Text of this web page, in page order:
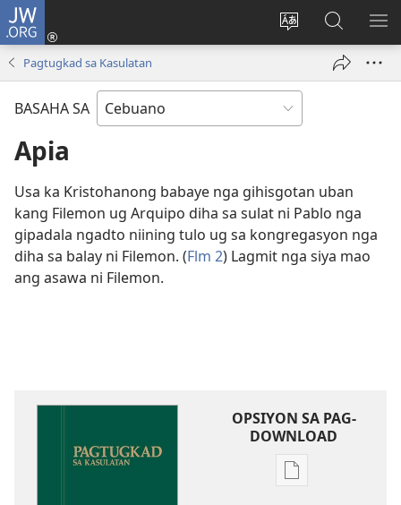
JW.ORG
Ilisi
pinulongan
sa
site
Log
ug
Pangitaa
sa
JW.ORG
Pagtugkad sa Kasulatan
BASAHA SA
Apia
Usa ka Kristohanong babaye nga gihisgotan uban
kang Filemon ug Arquipo diha sa sulat ni Pablo nga
gipadala ngadto niining tulo ug sa kongregasyon nga
diha sa balay ni Filemon. (Flm 2) Lagmit nga siya mao
ang asawa ni Filemon.
OPSIYON SA PAG-
DOWNLOAD
Opsiyon